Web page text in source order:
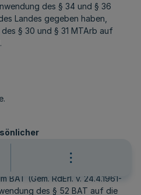
des § 34 und § 36
Landes gegeben haben,
§ 30 und § 31 MTArb auf
II zu § 52 der
BAT (Gem. RdErl. v. 24.4.1961-
des § 52 BAT auf die